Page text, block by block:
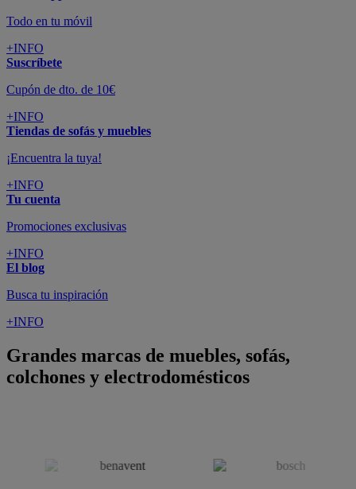
Todo en tu móvil
+INFO
Suscríbete
Cupón de dto. de 10€
+INFO
Tiendas de sofás y muebles
¡Encuentra la tuya!
+INFO
Tu cuenta
Promociones exclusivas
+INFO
El blog
Busca tu inspiración
+INFO
Grandes marcas de muebles, sofás,
colchones y electrodomésticos